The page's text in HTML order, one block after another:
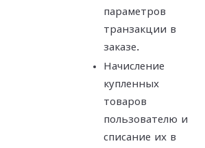
параметров
транзакции в
заказе.
Начисление
купленных
товаров
пользователю и
списание их в